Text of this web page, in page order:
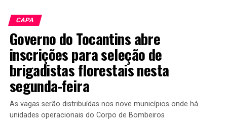
CAPA
Governo do Tocantins abre
inscrições para seleção de
brigadistas florestais nesta
segunda-feira
As vagas serão distribuídas nos nove municípios onde há
unidades operacionais do Corpo de Bombeiros